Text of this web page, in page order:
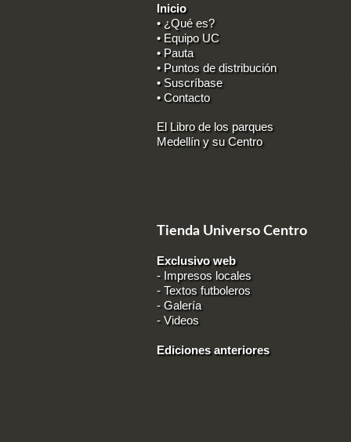
Inicio
• ¿Qué es?
• Equipo UC
• Pauta
• Puntos de distribución
• Suscríbase
• Contacto
El Libro de los parques
Medellín y su Centro
Tienda Universo Centro
Exclusivo web
- Impresos locales
- Textos futboleros
-Galería
-Videos
Ediciones anteriores